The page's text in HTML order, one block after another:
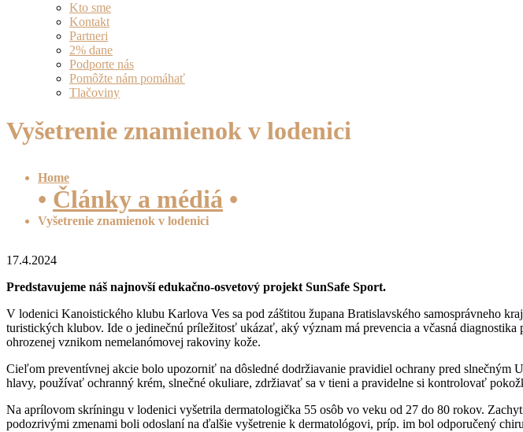
Kto sme
Kontakt
Partneri
2% dane
Podporte nás
Pomôžte nám pomáhať
Tlačoviny
Vyšetrenie znamienok v lodenici
Home
• Články a médiá •
Vyšetrenie znamienok v lodenici
17.4.2024
Predstavujeme náš najnovší edukačno-osvetový projekt SunSafe Sport.
V lodenici Kanoistického klubu Karlova Ves sa pod záštitou župana Bratislavského samosprávneho
turistických klubov. Ide o jedinečnú príležitosť ukázať, aký význam má prevencia a včasná
ohrozenej vznikom nemelanómovej rakoviny kože.
Cieľom preventívnej akcie bolo upozorniť na dôsledné dodržiavanie pravidiel ochrany pred
hlavy, používať ochranný krém, slnečné okuliare, zdržiavať sa v tieni a pravidelne si kontrolovať
Na aprílovom skríningu v lodenici vyšetrila dermatologička 55 osôb vo veku od 27 do 80 rokov.
podozrivými zmenami boli odoslaní na ďalšie vyšetrenie k dermatológovi, príp. im bol odporučený